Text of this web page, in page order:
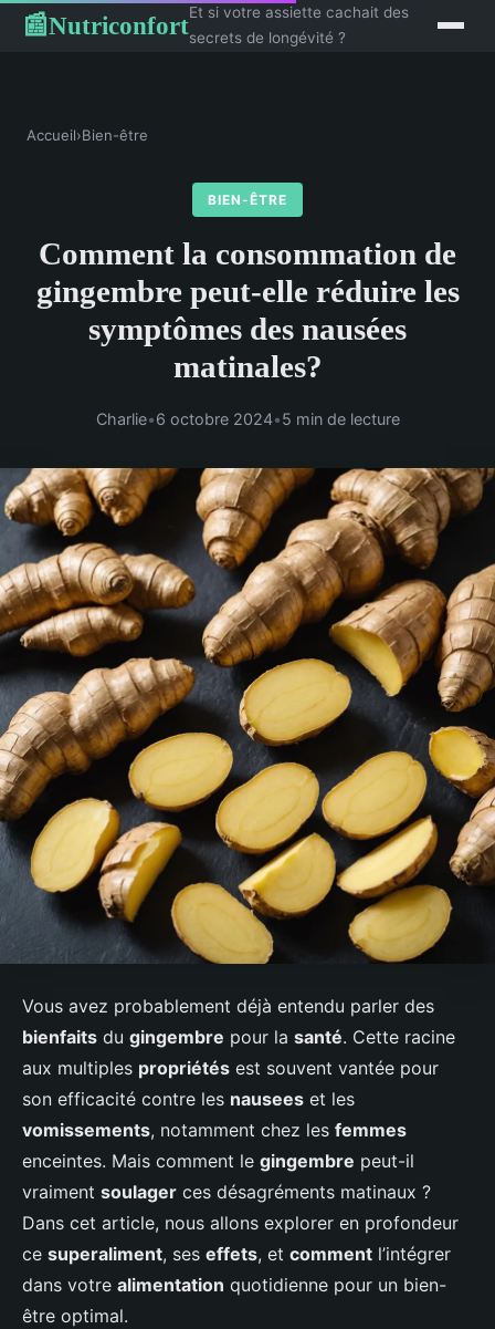
📰NutriconfortEt si votre assiette cachait des
secrets de longévité ?
Accueil›Bien-être
BIEN-ÊTRE
Comment la consommation de
gingembre peut-elle réduire les
symptômes des nausées
matinales?
Charlie•6 octobre 2024•5 min de lecture
Vous avez probablement déjà entendu parler des
bienfaits du gingembre pour la santé. Cette racine
aux multiples propriétés est souvent vantée pour
son efficacité contre les nausees et les
vomissements, notamment chez les femmes
enceintes. Mais comment le gingembre peut-il
vraiment soulager ces désagréments matinaux ?
Dans cet article, nous allons explorer en profondeur
ce superaliment, ses effets, et comment l’intégrer
dans votre alimentation quotidienne pour un bien-
être optimal.